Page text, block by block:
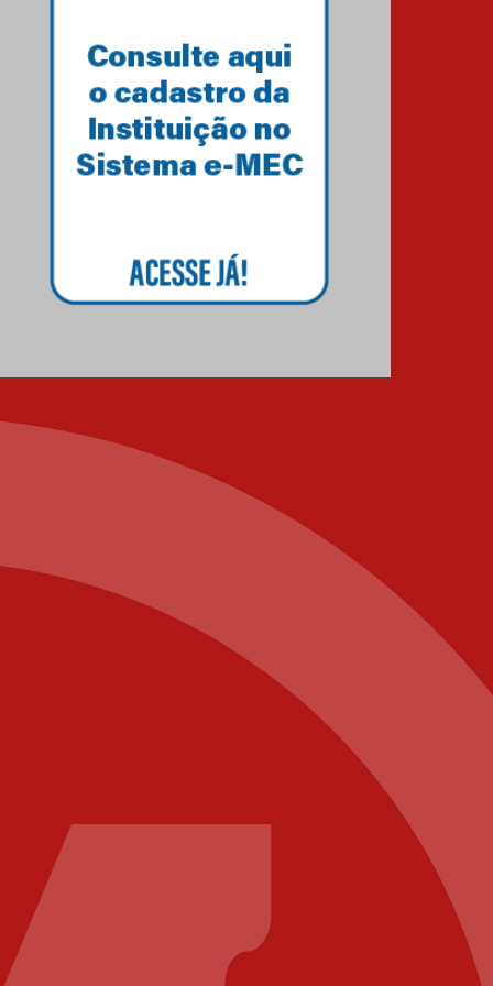
na educação dos filhos além
da escola
04.08.2026